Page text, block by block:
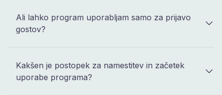
Ali lahko program uporabljam samo za prijavo
gostov?
Kakšen je postopek za namestitev in začetek
uporabe programa?